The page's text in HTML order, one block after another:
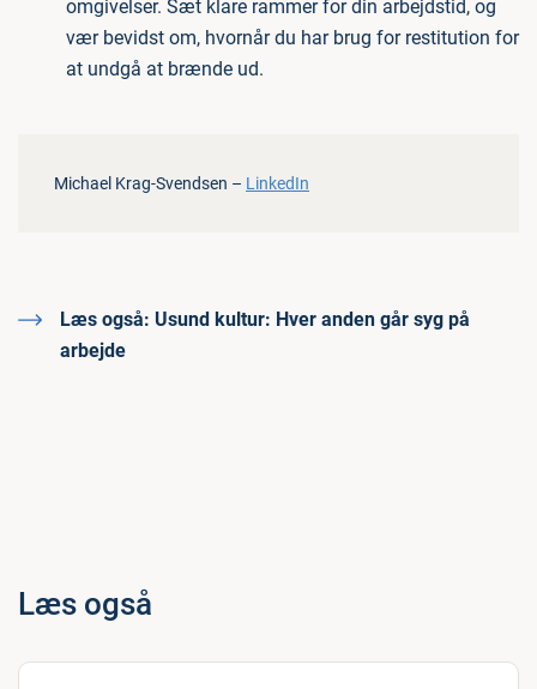
omgivelser. Sæt klare rammer for din arbejdstid, og
vær bevidst om, hvornår du har brug for restitution for
at undgå at brænde ud.
Michael Krag-Svendsen – LinkedIn
Læs også: Usund kultur: Hver anden går syg på
arbejde
Læs også